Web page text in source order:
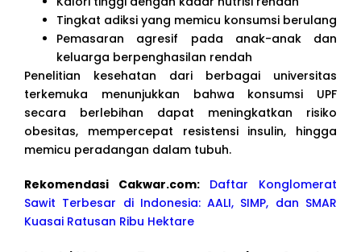
Tingkat adiksi yang memicu konsumsi berulang
Pemasaran agresif pada anak-anak dan
keluarga berpenghasilan rendah
Penelitian kesehatan dari berbagai universitas
terkemuka menunjukkan bahwa konsumsi UPF
secara berlebihan dapat meningkatkan risiko
obesitas, mempercepat resistensi insulin, hingga
memicu peradangan dalam tubuh.
Rekomendasi Cakwar.com: Daftar Konglomerat
Sawit Terbesar di Indonesia: AALI, SIMP, dan SMAR
Kuasai Ratusan Ribu Hektare